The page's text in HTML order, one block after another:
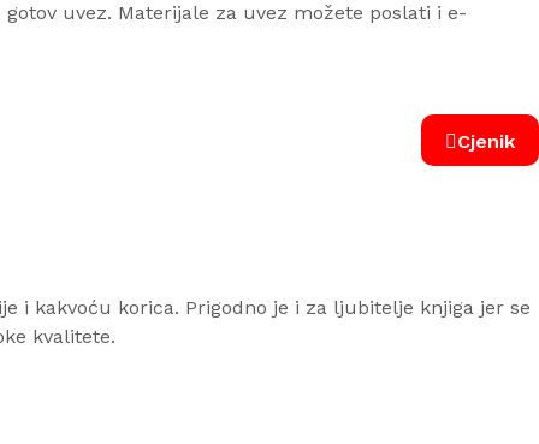
uvez. Materijale za uvez možete poslati i e-
Cjenik
i kakvoću korica. Prigodno je i za ljubitelje knjiga jer se
kvalitete.